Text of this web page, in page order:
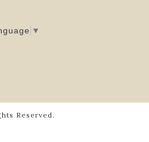
▼
Reserved.